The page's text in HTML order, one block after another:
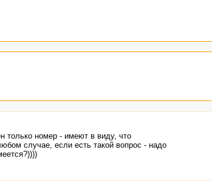
только номер - имеют в виду, что
случае, если есть такой вопрос - надо